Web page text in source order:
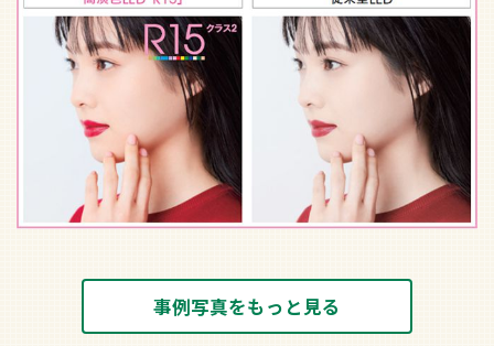
事例写真をもっと見る